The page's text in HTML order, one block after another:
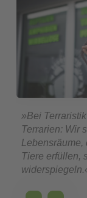
»Bei
Terrarien: Wir
Lebensräume,
Tiere erfüllen,